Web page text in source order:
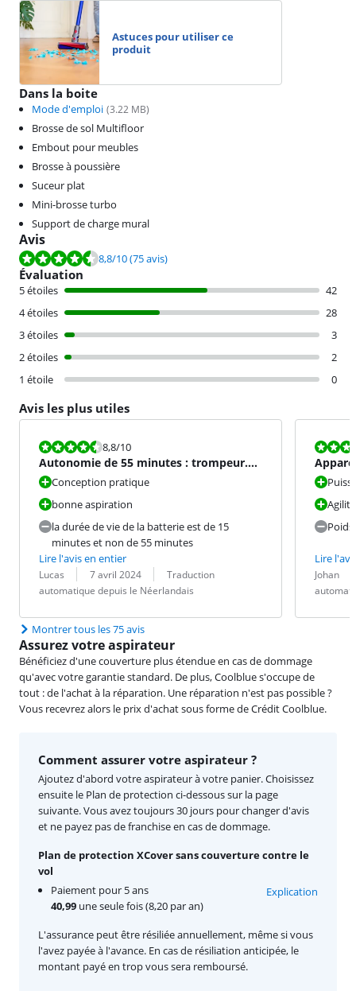
Astuces pour utiliser ce
produit
Dans la boite
Mode d'emploi (3.22 MB)
Brosse de sol Multifloor
Embout pour meubles
Brosse à poussière
Suceur plat
Mini-brosse turbo
Support de charge mural
Avis
La note est de 8,8 sur 10, basée sur 75 avis.
8,8/10(75 avis)
Évaluation
5 étoiles
42
4 étoiles
28
3 étoiles
3
2 étoiles
2
1 étoile
0
Avis les plus utiles
La note est 8,8 sur 10.
8,8/10
Autonomie de 55 minutes : trompeur.
Cela reste un excellent
Conception pratique
bonne aspiration
la durée de vie de la batterie est de 15
minutes et non de 55 minutes
Lire l'avis en entier
Évaluation par :
Lucas
Date : 7 avril 2024
Traduction :
Traduction
automatique depuis le Néerlandais
La note est
Agilité
Poids
Lire
Évaluation
Johan
Date :
Traduction :
Montrer tous les 75 avis
Assurez votre aspirateur
Bénéficiez d'une couverture plus étendue en cas de dommage
qu'avec votre garantie standard. De plus, Coolblue s'occupe de
tout : de l'achat à la réparation. Une réparation n'est pas possible ?
Vous recevrez alors le prix d'achat sous forme de Crédit Coolblue.
Comment assurer votre aspirateur ?
Ajoutez d'abord votre aspirateur à votre panier. Choisissez
ensuite le Plan de protection ci-dessous sur la page
suivante. Vous avez toujours 30 jours pour changer d'avis
et ne payez pas de franchise en cas de dommage.
Plan de protection XCover sans couverture contre le
vol
Paiement pour 5 ans
40,99 une seule fois (8,20 par an)
Explication
L'assurance peut être résiliée annuellement, même si vous
l'avez payée à l'avance. En cas de résiliation anticipée, le
montant payé en trop vous sera remboursé.